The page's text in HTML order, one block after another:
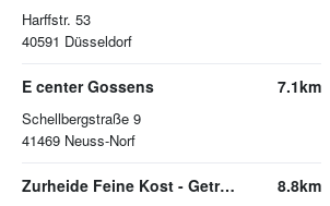
Harffstr. 53
40591 Düsseldorf
E center Gossens
Schellbergstraße 9
41469 Neuss-Norf
7.1km
Zurheide Feine Kost - Getränkemarkt 8.8km